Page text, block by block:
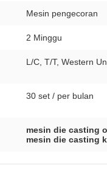
Mesin pengecoran
2 Minggu
L/C, T/T, Western
30 set / per bulan
mesin die casting
mesin die casting